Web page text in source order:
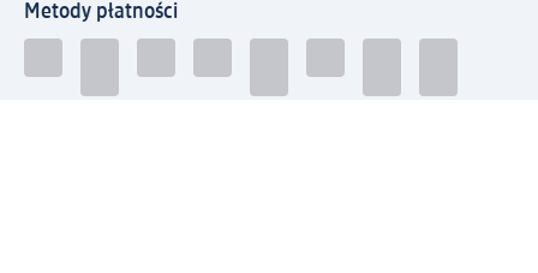
Metody płatności